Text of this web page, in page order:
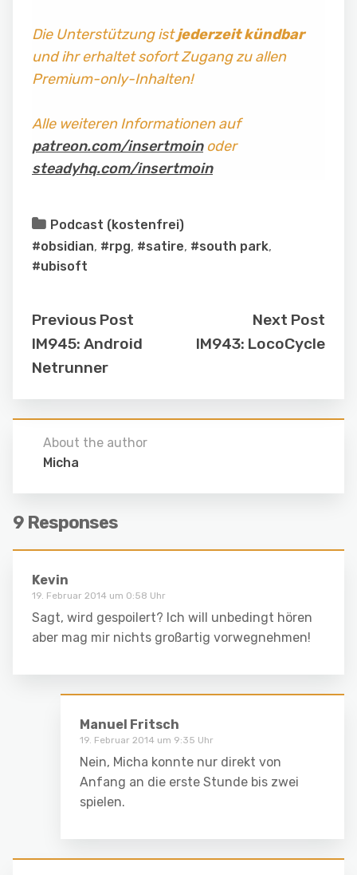
Die Unterstützung istjederzeit kündbar
und ihr erhaltet sofort Zugang zu allen
Premium-only-Inhalten!
Alle weiteren Informationen auf
patreon.com/insertmoinoder
steadyhq.com/insertmoin
Podcast (kostenfrei)
#obsidian, #rpg, #satire, #south park,
#ubisoft
Previous Post
IM945: Android
Netrunner
Next Post
IM943: LocoCycle
About the author
Micha
9 Responses
Kevin
19. Februar 2014 um 0:58 Uhr
Sagt, wird gespoilert? Ich will unbedingt hören
aber mag mir nichts großartig vorwegnehmen!
Manuel Fritsch
19. Februar 2014 um 9:35 Uhr
Nein, Micha konnte nur direkt von
Anfang an die erste Stunde bis zwei
spielen.